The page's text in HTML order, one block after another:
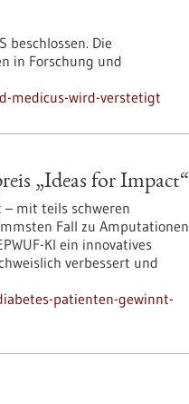
beschlossen. Die
in Forschung und
medicus-wird-verstetigt
„Ideas for Impact“
– mit teils schweren
Fall zu Amputationen
KI ein innovatives
verbessert und
patienten-gewinnt-